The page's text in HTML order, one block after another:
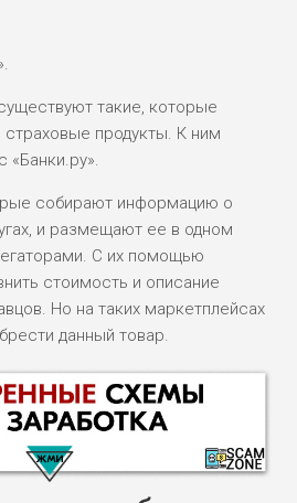
такие, которые
продукты. К ним
«Банки.ру».
собирают информацию о
и размещают ее в одном
С их помощью
стоимость и описание
Но на таких маркетплейсах
данный товар.